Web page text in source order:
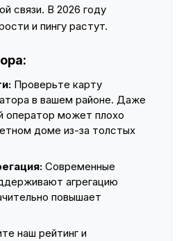
связи. В 2026 году
и пингу растут.
Проверьте карту
в вашем районе. Даже
оператор может плохо
доме из-за толстых
Современные
агрегацию
повышает
наш рейтинг и